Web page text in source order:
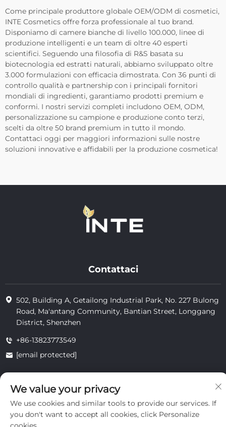
Come principale produttore globale OEM/ODM di cosmetici,
INTE Cosmetics offre forza professionale al tuo brand.
Disponiamo di camere bianche di livello 100.000, linee di
produzione intelligenti e un team di oltre 40 esperti
scientifici. Seguendo una filosofia di R&S basata su
biotecnologia ed estratti naturali, abbiamo sviluppato oltre
3.000 formulazioni con efficacia dimostrata. Con 36 punti di
controllo qualità e partnership con i principali fornitori
mondiali di ingredienti, garantiamo prodotti premium e
conformi. I nostri servizi completi includono OEM, ODM,
personalizzazione su campione e produzione conto terzi,
scelti da oltre 50 brand premium in tutto il mondo.
Contattaci oggi per maggiori informazioni sulle nostre
soluzioni innovative e affidabili per la produzione cosmetica!
Contattaci
502, Building A, Getailong Industrial Park, No. 227 Bulong
Road, Ma'antang Community, Bantian Street, Longgang
District, Shenzhen
+86-13823773549
[email protected]
Copyright © 2025 by Inte Cosmetics (shenzhen) Co., Ltd.
riservatezza
We value your privacy
We use cookies and similar tools to provide our services. If
you don't want to accept all cookies, click Personalize